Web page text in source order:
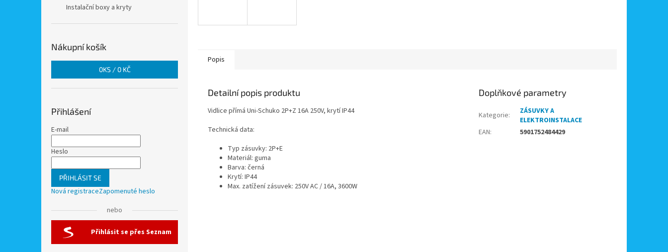
Instalační boxy a kryty
Nákupní košík
0KS / 0 KČ
Přihlášení
E-mail
Heslo
PŘIHLÁSIT SE
Nová registraceZapomenuté heslo
nebo
Přihlásit se přes Seznam
Popis
Detailní popis produktu
Vidlice přímá Uni-Schuko 2P+Z 16A 250V, krytí IP44
Technická data:
Typ zásuvky: 2P+E
Materiál: guma
Barva: černá
Krytí: IP44
Max. zatížení zásuvek: 250V AC / 16A, 3600W
Doplňkové parametry
Kategorie:
ZÁSUVKY A
ELEKTROINSTALACE
EAN: 5901752484429